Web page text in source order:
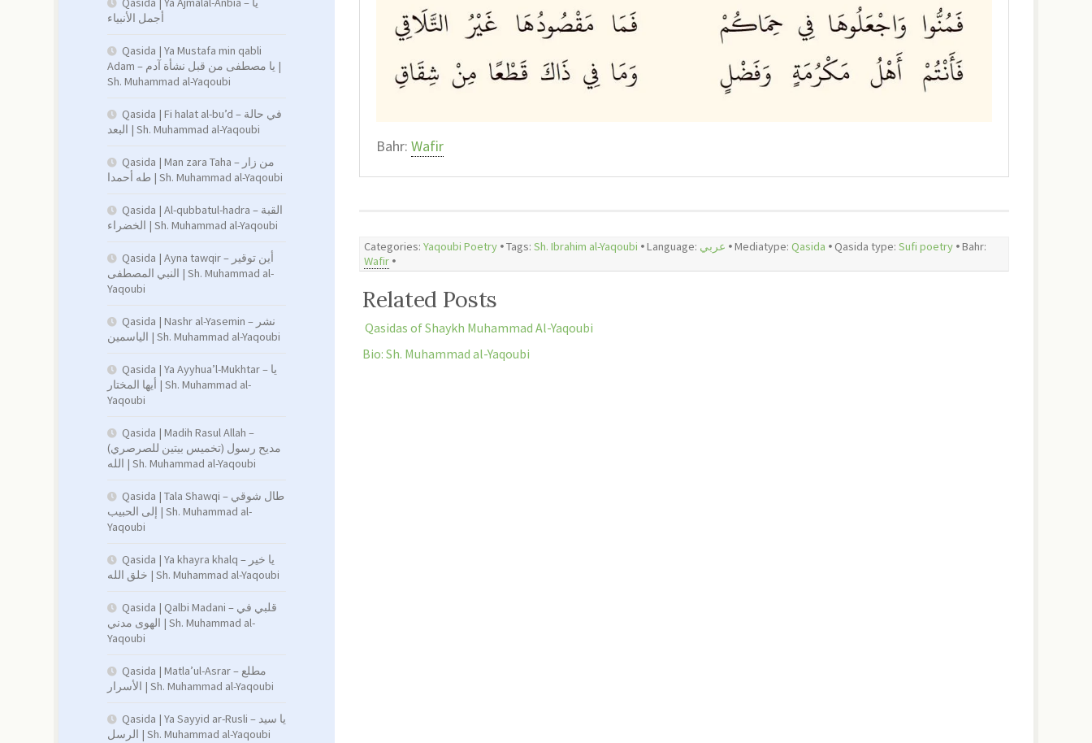
Bahr: Wafir
Categories: Yaqoubi Poetry 🞄 Tags: Sh. Ibrahim al-Yaqoubi 🞄 Language: عربي 🞄 Mediatype: Qasida 🞄 Qasida type: Sufi poetry 🞄 Bahr:
Wafir 🞄
Related Posts
Qasidas of Shaykh Muhammad Al-Yaqoubi
Bio: Sh. Muhammad al-Yaqoubi
أجمل الأنبياء
Qasida | Ya Mustafa min qabli
Adam – يا مصطفى من قبل نشأة آدم |
Sh. Muhammad al-Yaqoubi
Qasida | Fi halat al-bu’d – في حالة
البعد | Sh. Muhammad al-Yaqoubi
Qasida | Man zara Taha – من زار
طه أحمدا | Sh. Muhammad al-Yaqoubi
Qasida | Al-qubbatul-hadra – القبة
الخضراء | Sh. Muhammad al-Yaqoubi
Qasida | Ayna tawqir – أين توقير
النبي المصطفى | Sh. Muhammad al-
Yaqoubi
Qasida | Nashr al-Yasemin – نشر
الياسمين | Sh. Muhammad al-Yaqoubi
Qasida | Ya Ayyhua’l-Mukhtar – يا
أيها المختار | Sh. Muhammad al-
Yaqoubi
Qasida | Madih Rasul Allah –
(تخميس بيتين للصرصري) مديح رسول
الله | Sh. Muhammad al-Yaqoubi
Qasida | Tala Shawqi – طال شوقي
إلى الحبيب | Sh. Muhammad al-
Yaqoubi
Qasida | Ya khayra khalq – يا خير
خلق الله | Sh. Muhammad al-Yaqoubi
Qasida | Qalbi Madani – قلبي في
الهوى مدني | Sh. Muhammad al-
Yaqoubi
Qasida | Matla’ul-Asrar – مطلع
الأسرار | Sh. Muhammad al-Yaqoubi
Qasida | Ya Sayyid ar-Rusli – يا سيد
الرسل | Sh. Muhammad al-Yaqoubi